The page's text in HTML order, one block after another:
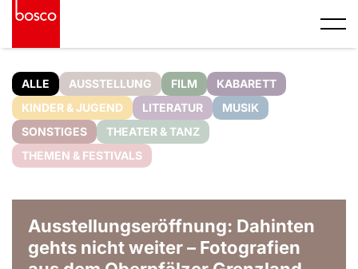
ALLE AUSSTELLUNG FILM
KABARETT
KINDER & JUGEND
LITERATUR
MUSIK
SONSTIGES
THEATER & TANZ
THEMEN & FESTIVALS
Ausstellungseröffnung: Dahinten
gehts nicht weiter – Fotografien